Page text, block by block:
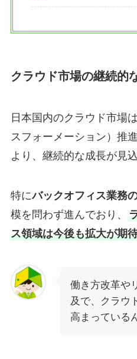
クラウド市場の継続的
日本国内のクラウド市場
スフォーメーション）推
より、継続的な成長が見
特にバックオフィス業務
模を問わず進んでおり、
ス領域は今後も拡大が期
働き方改革や
及で、クラウ
高まっている